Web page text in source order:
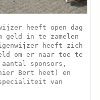
heeft open dag
geld in te zamelen
heeft zich
om er naar toe te
sponsors,
Bert heet) en
van